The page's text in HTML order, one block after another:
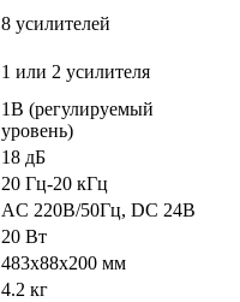
8 усилителей
1 или 2 усилителя
1В (регулируемый
уровень)
18 дБ
20 Гц-20 кГц
AC 220В/50Гц, DC 24В
20 Вт
483х88х200 мм
4.2 кг